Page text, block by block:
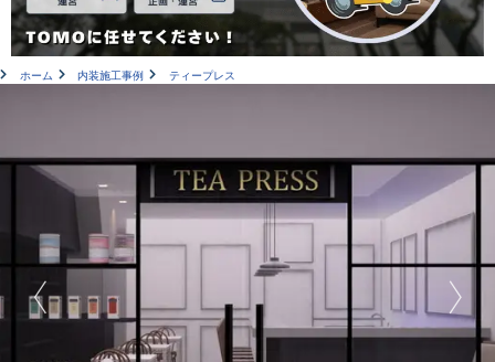
ホーム 内装施工事例 ティープレス